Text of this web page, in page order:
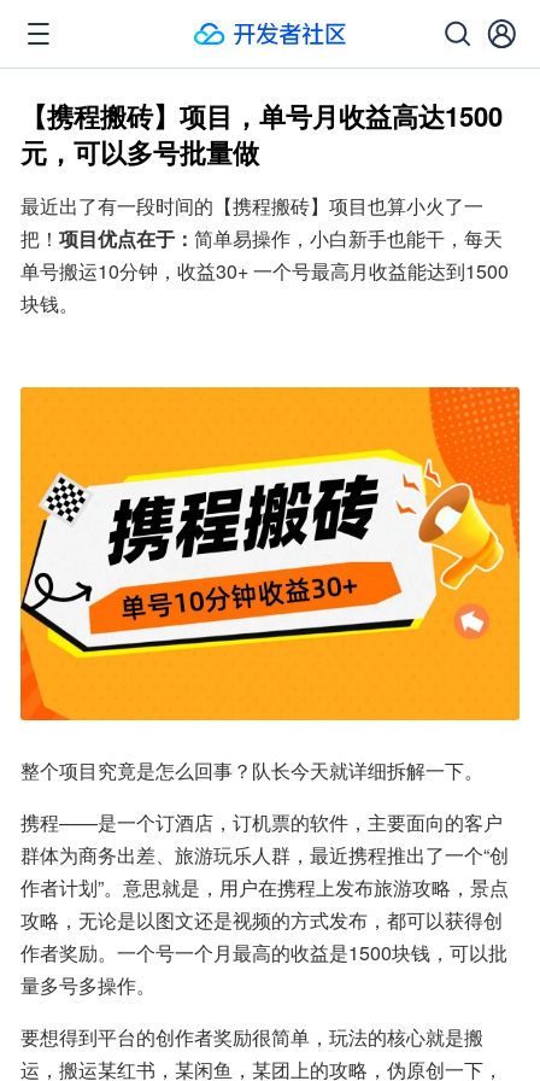
【携程搬砖】项目，单号月收益高达1500
元，可以多号批量做
最近出了有一段时间的【携程搬砖】项目也算小火了一
把！ 项目优点在于： 简单易操作，小白新手也能干，每天
单号搬运10分钟，收益30+ 一个号最高月收益能达到1500
块钱。
整个项目究竟是怎么回事？队长今天就详细拆解一下。
携程——是一个订酒店，订机票的软件，主要面向的客户
群体为商务出差、旅游玩乐人群，最近携程推出了一个“创
作者计划”。意思就是，用户在携程上发布旅游攻略，景点
攻略，无论是以图文还是视频的方式发布，都可以获得创
作者奖励。一个号一个月最高的收益是1500块钱，可以批
量多号多操作。
要想得到平台的创作者奖励很简单，玩法的核心就是搬
运，搬运某红书，某闲鱼，某团上的攻略，伪原创一下，